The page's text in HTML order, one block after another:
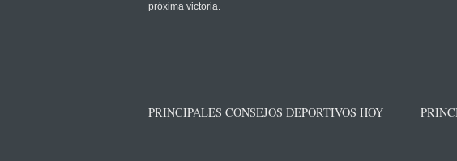
próxima victoria.
PRINCIPALES CONSEJOS DEPORTIVOS HOY